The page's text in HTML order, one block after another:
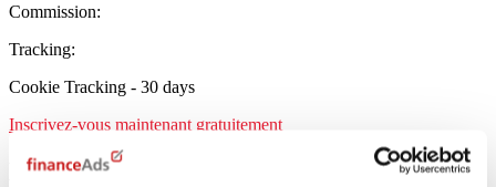
Commission:
Tracking:
Cookie Tracking - 30 days
Inscrivez-vous maintenant gratuitement
Linxea FR